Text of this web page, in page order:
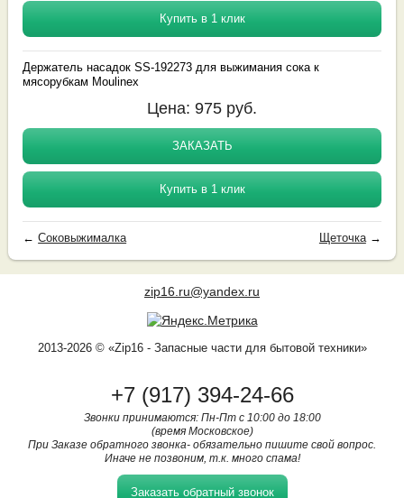
Купить в 1 клик
Держатель насадок SS-192273 для выжимания сока к
мясорубкам Moulinex
Цена: 975 руб.
ЗАКАЗАТЬ
Купить в 1 клик
←Соковыжималка Щеточка→
zip16.ru@yandex.ru
2013-2026 © «Zip16 - Запасные части для бытовой техники»
+7 (917) 394-24-66
Звонки принимаются: Пн-Пт с 10:00 до 18:00
(время Московское)
При Заказе обратного звонка- обязательно пишите свой вопрос.
Иначе не позвоним, т.к. много спама!
Заказать обратный звонок